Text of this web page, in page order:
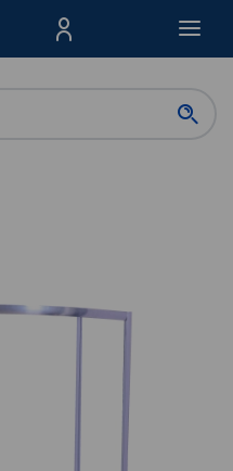
Menu Produktów,